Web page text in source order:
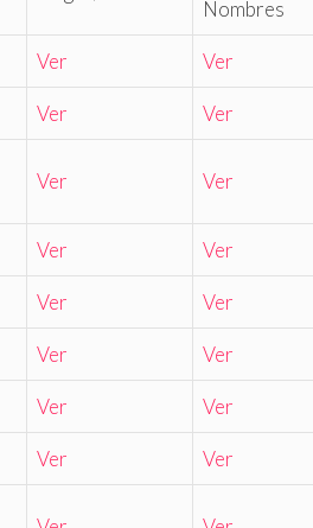
Nombres
Ver Ver
Ver Ver
Ver Ver
Ver Ver
Ver Ver
Ver Ver
Ver Ver
Ver Ver